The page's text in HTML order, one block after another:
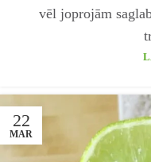
vēl joprojām
22
MAR